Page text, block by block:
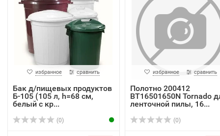
избранное сравнить
Бак д/пищевых продуктов
Б-105 (105 л, h=68 см,
белый с кр...
(0)
избранное сравнить
Полотно 200412
BT16501650N Tornado
ленточной пилы, 16...
(0)